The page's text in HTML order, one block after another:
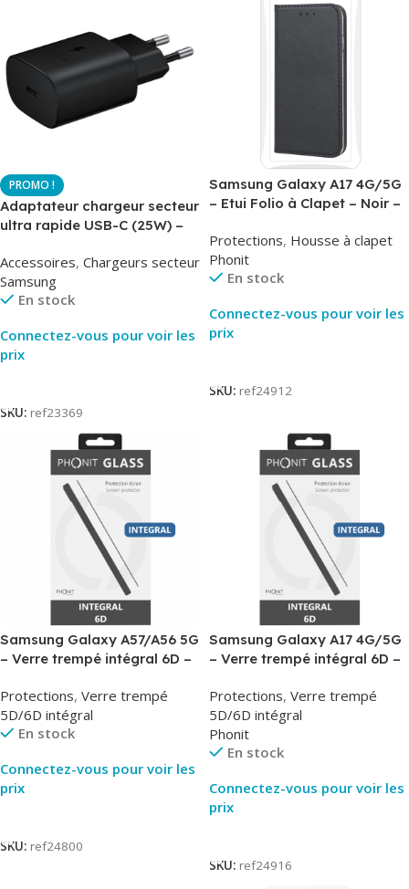
Adaptateur chargeur secteur
ultra rapide USB-C (25W) –
TA800
Accessoires, Chargeurs secteur
Samsung
En stock
Connectez-vous pour voir les
prix
SKU: ref23369
Samsung Galaxy A17 4G/5G
– Etui Folio à Clapet – Noir –
Protections, Housse à clapet
Phonit
En stock
Connectez-vous pour voir les
prix
SKU: ref24912
Samsung Galaxy A57/A56 5G
– Verre trempé intégral 6D –
Protections, Verre trempé
5D/6D intégral
En stock
Connectez-vous pour voir les
prix
SKU: ref24800
Samsung Galaxy A17 4G/5G
– Verre trempé intégral 6D –
Protections, Verre trempé
5D/6D intégral
Phonit
En stock
Connectez-vous pour voir les
prix
SKU: ref24916